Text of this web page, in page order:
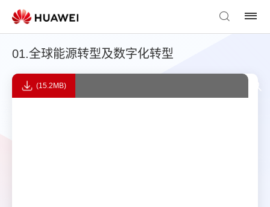
01.全球能源转型及数字化转型
(15.2MB)